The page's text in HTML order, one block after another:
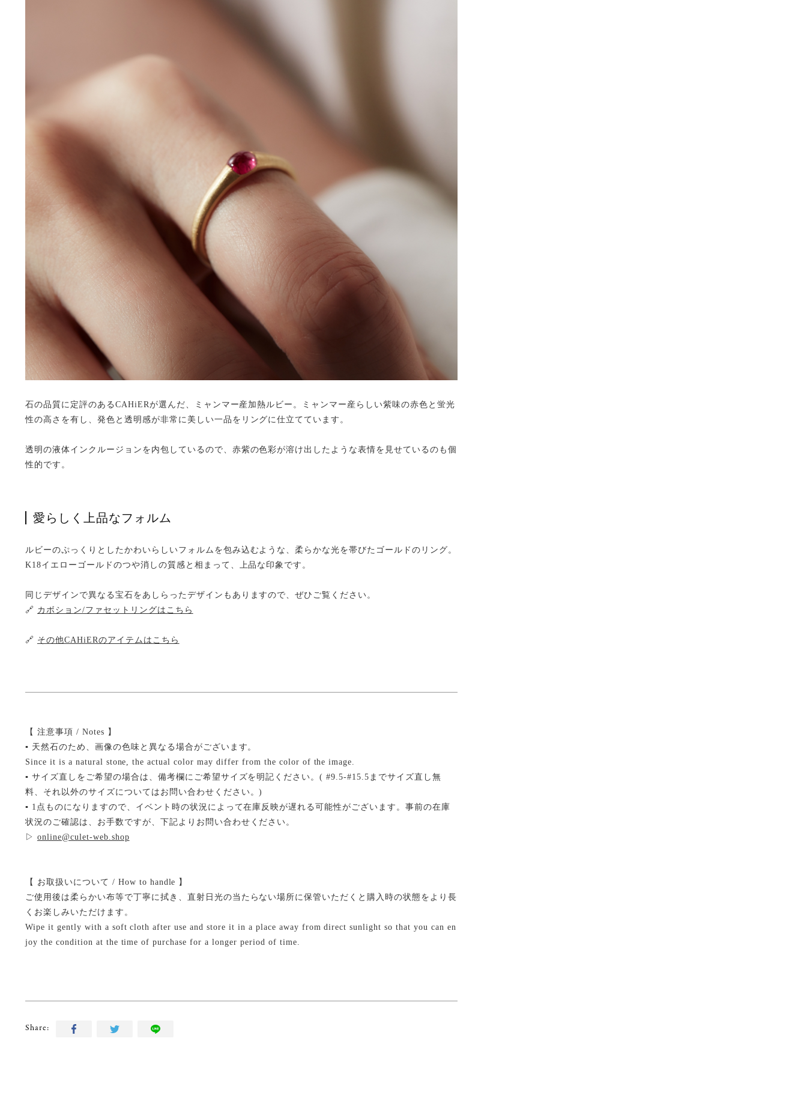
石の品質に定評のあるCAHiERが選んだ、ミャンマー産加熱ルビー。ミャンマー産らしい紫味の赤色と蛍光
性の高さを有し、発色と透明感が非常に美しい一品をリングに仕立てています。
透明の液体インクルージョンを内包しているので、赤紫の色彩が溶け出したような表情を見せているのも個
性的です。
愛らしく上品なフォルム
ルビーのぷっくりとしたかわいらしいフォルムを包み込むような、柔らかな光を帯びたゴールドのリング。
K18イエローゴールドのつや消しの質感と相まって、上品な印象です。
同じデザインで異なる宝石をあしらったデザインもありますので、ぜひご覧ください。
🔗 カボション/ファセットリングはこちら
🔗 その他CAHiERのアイテムはこちら
【 注意事項 / Notes 】
▪ 天然石のため、画像の色味と異なる場合がございます。
Since it is a natural stone, the actual color may differ from the color of the image.
▪ サイズ直しをご希望の場合は、備考欄にご希望サイズを明記ください。( #9.5-#15.5までサイズ直し無
料、それ以外のサイズについてはお問い合わせください。)
▪ 1点ものになりますので、イベント時の状況によって在庫反映が遅れる可能性がございます。事前の在庫
状況のご確認は、お手数ですが、下記よりお問い合わせください。
▷ online@culet-web.shop
【 お取扱いについて / How to handle 】
ご使用後は柔らかい布等で丁寧に拭き、直射日光の当たらない場所に保管いただくと購入時の状態をより長
くお楽しみいただけます。
Wipe it gently with a soft cloth after use and store it in a place away from direct sunlight so that you can en
joy the condition at the time of purchase for a longer period of time.
Share: